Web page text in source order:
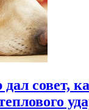
совет,